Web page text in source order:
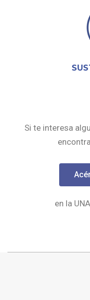
Si te interesa
en la